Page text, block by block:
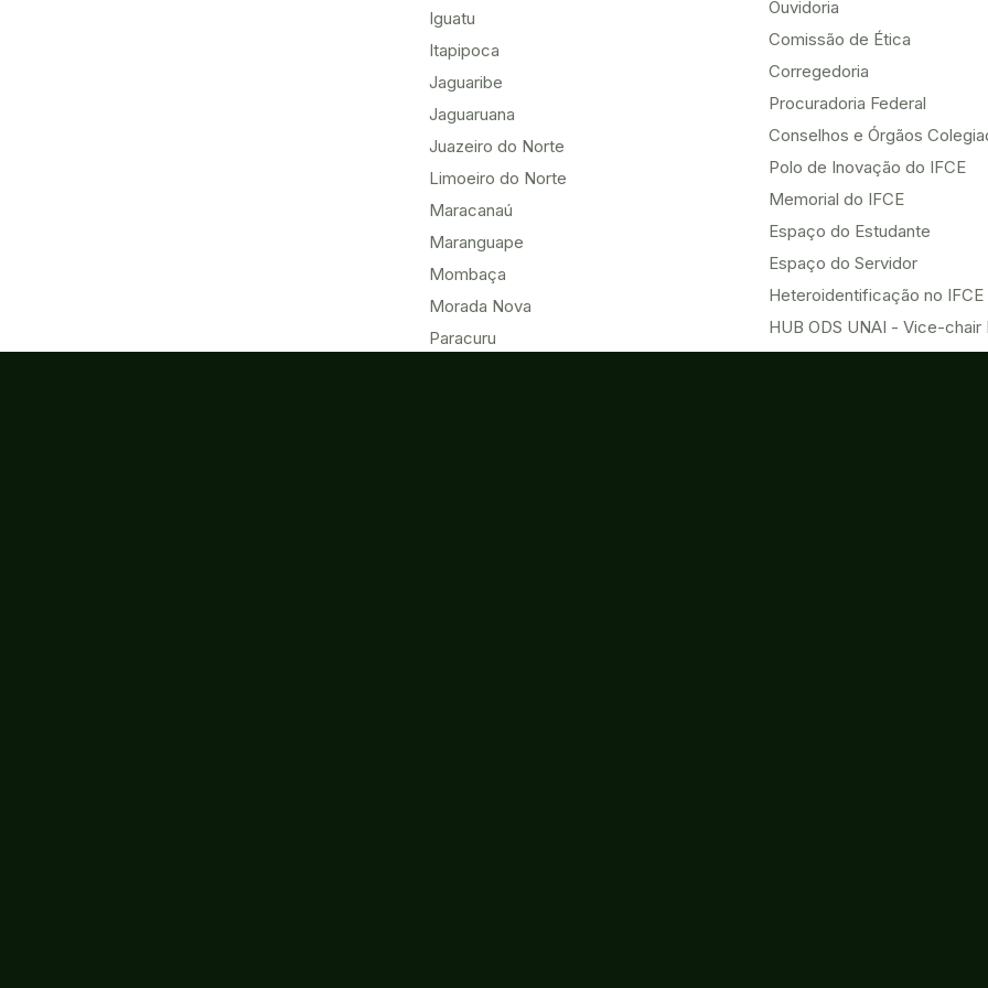
Iguatu
Itapipoca
Jaguaribe
Jaguaruana
Juazeiro do Norte
Limoeiro do Norte
Maracanaú
Maranguape
Mombaça
Morada Nova
Paracuru
Ouvidoria
Comissão de Ética
Corregedoria
Procuradoria Federal
Conselhos e Órgãos
Polo de Inovação do IFCE
Memorial do IFCE
Espaço do Estudante
Espaço do Servidor
Heteroidentificação no IFCE
HUB ODS UNAI - Vice-chair